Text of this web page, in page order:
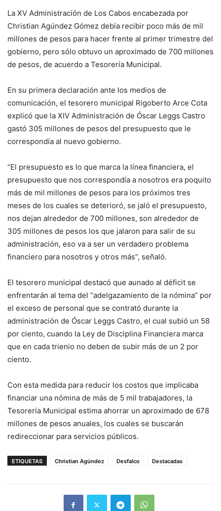
La XV Administración de Los Cabos encabezada por
Christian Agúndez Gómez debía recibir poco más de mil
millones de pesos para hacer frente al primer trimestre del
gobierno, pero sólo obtuvo un aproximado de 700 millones
de pesos, de acuerdo a Tesorería Municipal.
En su primera declaración ante los medios de
comunicación, el tesorero municipal Rigoberto Arce Cota
explicó que la XIV Administración de Óscar Leggs Castro
gastó 305 millones de pesos del presupuesto que le
correspondía al nuevo gobierno.
“El presupuesto es lo que marca la línea financiera, el
presupuesto que nos correspondía a nosotros era poquito
más de mil millones de pesos para los próximos tres
meses de los cuales se deterioró, se jaló el presupuesto,
nos dejan alrededor de 700 millones, son alrededor de
305 millones de pesos los que jalaron para salir de su
administración, eso va a ser un verdadero problema
financiero para nosotros y otros más”, señaló.
El tesorero municipal destacó que aunado al déficit se
enfrentarán al tema del “adelgazamiento de la nómina” por
el exceso de personal que se contrató durante la
administración de Óscar Leggs Castro, el cual subió un 58
por ciento, cuando la Ley de Disciplina Financiera marca
que en cada trienio no deben de subir más de un 2 por
ciento.
Con esta medida para reducir los costos que implicaba
financiar una nómina de más de 5 mil trabajadores, la
Tesorería Municipal estima ahorrar un aproximado de 678
millones de pesos anuales, los cuales se buscarán
redireccionar para servicios públicos.
ETIQUETAS Christian Agúndez Desfalco Destacadas